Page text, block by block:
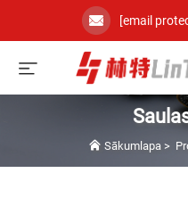
[email
Sākumlapa>